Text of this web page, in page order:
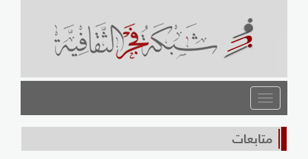
القائمة
متابعات